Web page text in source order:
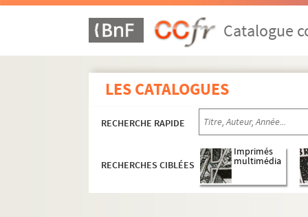
Catalogue
LES CATALOGUES
RECHERCHE RAPIDE
RECHERCHES CIBLÉES
Imprimés
multimédia